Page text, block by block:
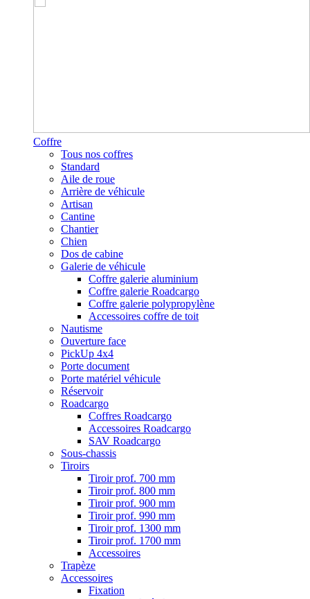
Coffre
Tous nos coffres
Standard
Aile de roue
Arrière de véhicule
Artisan
Cantine
Chantier
Chien
Dos de cabine
Galerie de véhicule
Coffre galerie aluminium
Coffre galerie Roadcargo
Coffre galerie polypropylène
Accessoires coffre de toit
Nautisme
Ouverture face
PickUp 4x4
Porte document
Porte matériel véhicule
Réservoir
Roadcargo
Coffres Roadcargo
Accessoires Roadcargo
SAV Roadcargo
Sous-chassis
Tiroirs
Tiroir prof. 700 mm
Tiroir prof. 800 mm
Tiroir prof. 900 mm
Tiroir prof. 990 mm
Tiroir prof. 1300 mm
Tiroir prof. 1700 mm
Accessoires
Trapèze
Accessoires
Fixation